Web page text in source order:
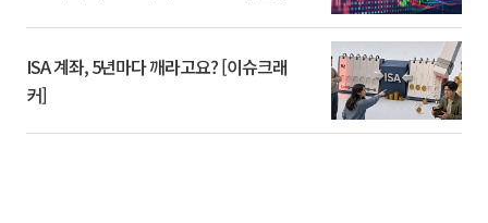
ISA 계좌, 5년마다 깨라고요? [이슈크래
커]